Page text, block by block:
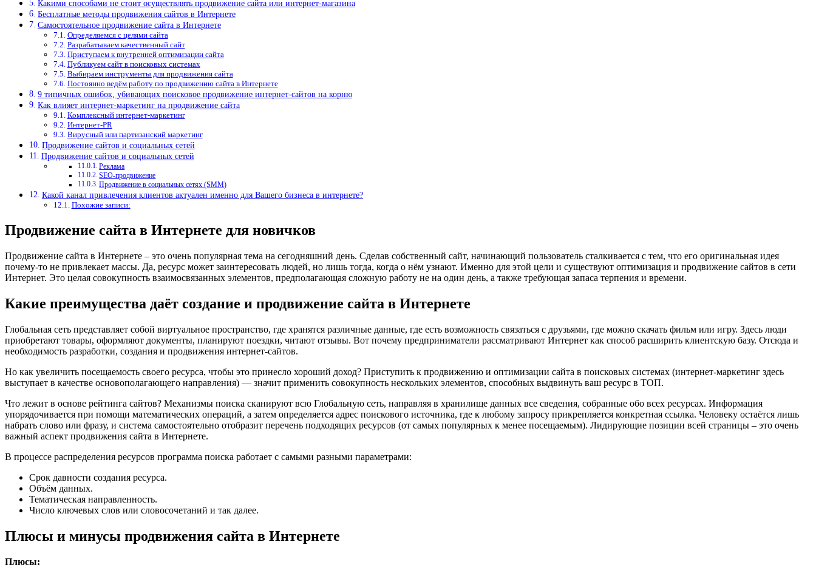
Какими способами не стоит осуществлять продвижение сайта или интернет-магазина
Бесплатные методы продвижения сайтов в Интернете
Самостоятельное продвижение сайта в Интернете
Определяемся с целями сайта
Разрабатываем качественный сайт
Приступаем к внутренней оптимизации сайта
Публикуем сайт в поисковых системах
Выбираем инструменты для продвижения сайта
Постоянно ведём работу по продвижению сайта в Интернете
9 типичных ошибок, убивающих поисковое продвижение интернет-сайтов на корню
Как влияет интернет-маркетинг на продвижение сайта
Комплексный интернет-маркетинг
Интернет-PR
Вирусный или партизанский маркетинг
Продвижение сайтов и социальных сетей
Продвижение сайтов и социальных сетей
Реклама
SEO-продвижение
Продвижение в социальных сетях (SMM)
Какой канал привлечения клиентов актуален именно для Вашего бизнеса в интернете?
Похожие записи:
Продвижение сайта в Интернете для новичков
Продвижение сайта в Интернете – это очень популярная тема на сегодняшний день. Сделав собственный сайт, начинающий пользователь сталкивается с тем, что его оригинальная идея
почему-то не привлекает массы. Да, ресурс может заинтересовать людей, но лишь тогда, когда о нём узнают. Именно для этой цели и существуют оптимизация и продвижение сайтов в сети
Интернет. Это целая совокупность взаимосвязанных элементов, предполагающая сложную работу не на один день, а также требующая запаса терпения и времени.
Какие преимущества даёт создание и продвижение сайта в Интернете
Глобальная сеть представляет собой виртуальное пространство, где хранятся различные данные, где есть возможность связаться с друзьями, где можно скачать фильм или игру. Здесь люди
приобретают товары, оформляют документы, планируют поездки, читают отзывы. Вот почему предприниматели рассматривают Интернет как способ расширить клиентскую базу. Отсюда и
необходимость разработки, создания и продвижения интернет-сайтов.
Но как увеличить посещаемость своего ресурса, чтобы это принесло хороший доход? Приступить к продвижению и оптимизации сайта в поисковых системах (интернет-маркетинг здесь
выступает в качестве основополагающего направления) — значит применить совокупность нескольких элементов, способных выдвинуть ваш ресурс в ТОП.
Что лежит в основе рейтинга сайтов? Механизмы поиска сканируют всю Глобальную сеть, направляя в хранилище данных все сведения, собранные обо всех ресурсах. Информация
упорядочивается при помощи математических операций, а затем определяется адрес поискового источника, где к любому запросу прикрепляется конкретная ссылка. Человеку остаётся лишь
набрать слово или фразу, и система самостоятельно отобразит перечень подходящих ресурсов (от самых популярных к менее посещаемым). Лидирующие позиции всей страницы – это очень
важный аспект продвижения сайта в Интернете.
В процессе распределения ресурсов программа поиска работает с самыми разными параметрами:
Срок давности создания ресурса.
Объём данных.
Тематическая направленность.
Число ключевых слов или словосочетаний и так далее.
Плюсы и минусы продвижения сайта в Интернете
Плюсы: